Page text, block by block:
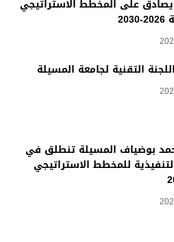
على المخطط الاستراتيجي
التقنية لجامعة المسيلة
بوضياف المسيلة تنطلق في
للمخطط الاستراتيجي